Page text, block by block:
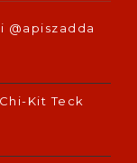
@apiszadda
Kit Teck